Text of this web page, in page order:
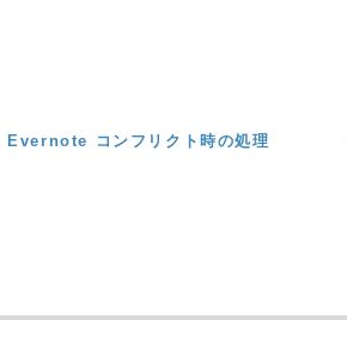
Evernote コンフリクト時の処理